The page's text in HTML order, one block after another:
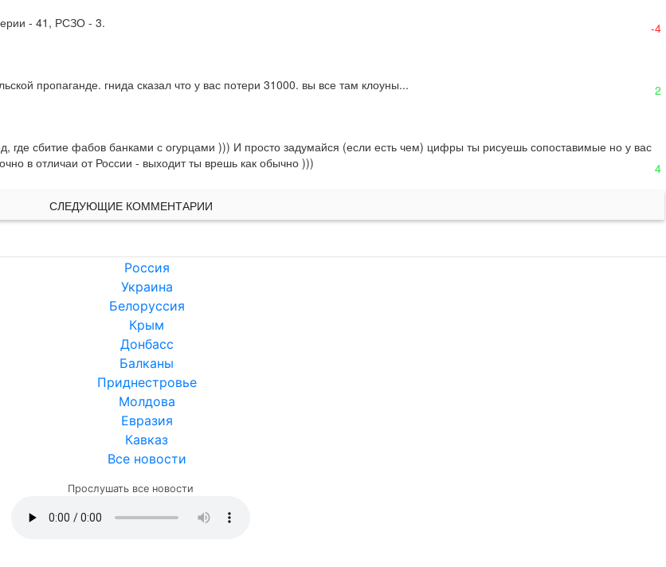
- 41, РСЗО - 3. -4
пропаганде. гнида сказал что у вас потери 31000. вы все там клоуны... 2
где сбитие фабов банками с огурцами ))) И просто задумайся (если есть чем) цифры ты рисуешь сопоставимые но у вас
в отличаи от России - выходит ты врешь как обычно )))
4
СЛЕДУЮЩИЕ КОММЕНТАРИИ
Россия
Украина
Белоруссия
Крым
Донбасс
Балканы
Приднестровье
Молдова
Евразия
Кавказ
Все новости
Прослушать все новости